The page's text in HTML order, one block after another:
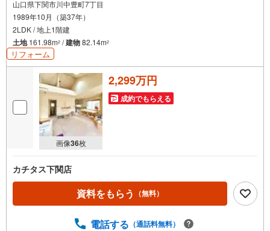
山口県下関市川中豊町7丁目
1989年10月（築37年）
2LDK / 地上1階建
土地161.98m2 /建物82.14m2
リフォーム
画像36枚
2,299万円
成約でもらえる
カチタス下関店
資料をもらう （無料）
電話する （通話料無料）